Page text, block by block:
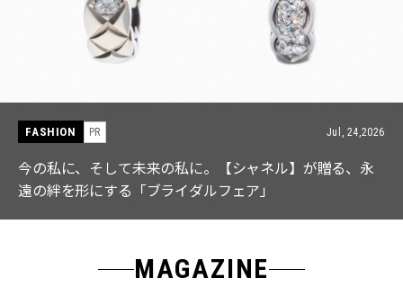
FASHION PR Jul, 15,2026
【ICB】人気インフルエンサーと共同制作! 週5で着たく
なる「名品ブラウス」２選
MAGAZINE